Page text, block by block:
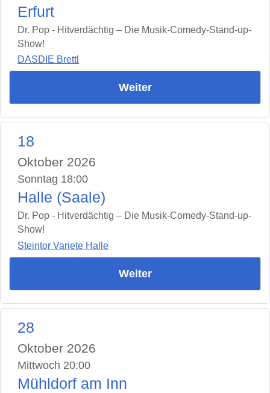
Erfurt
Dr. Pop - Hitverdächtig – Die Musik-Comedy-Stand-up-
Show!
DASDIE Brettl
Weiter
18
Oktober 2026
Sonntag 18:00
Halle (Saale)
Dr. Pop - Hitverdächtig – Die Musik-Comedy-Stand-up-
Show!
Steintor Variete Halle
Weiter
28
Oktober 2026
Mittwoch 20:00
Mühldorf am Inn